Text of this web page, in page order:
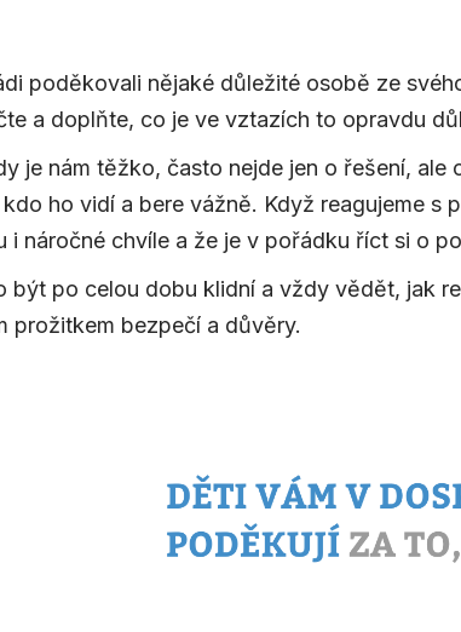
poděkovali nějaké důležité osobě ze
a doplňte, co je ve vztazích to opravdu
je nám těžko, často nejde jen o řešení,
ho vidí a bere vážně. Když reagujeme s
i náročné chvíle a že je v pořádku říct si o
být po celou dobu klidní a vždy vědět, jak
prožitkem bezpečí a důvěry.